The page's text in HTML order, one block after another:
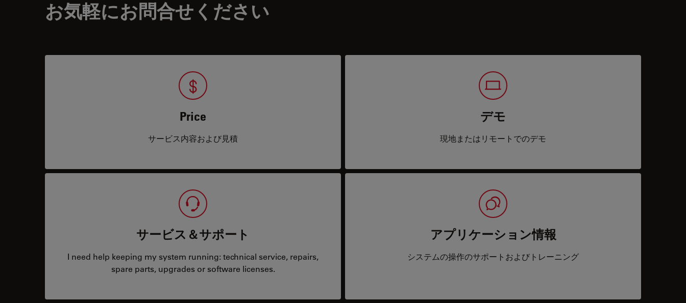
お気軽にお問合せください
Price
サービス内容および見積
デモ
現地またはリモートでのデモ
サービス＆サポート
I need help keeping my system running: technical service, repairs,
spare parts, upgrades or software licenses.
アプリケーション情報
システムの操作のサポートおよびトレーニング